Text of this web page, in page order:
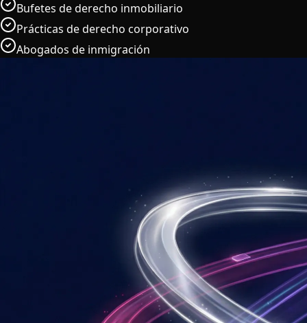
Bufetes de derecho inmobiliario
Prácticas de derecho corporativo
Abogados de inmigración